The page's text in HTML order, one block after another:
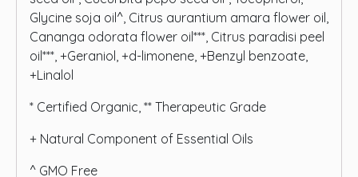
Glycine soja oil^, Citrus aurantium amara flower oil,
Cananga odorata flower oil***, Citrus paradisi peel
oil***, +Geraniol, +d-limonene, +Benzyl benzoate,
+Linalol
* Certified Organic, ** Therapeutic Grade
+ Natural Component of Essential Oils
^ GMO Free